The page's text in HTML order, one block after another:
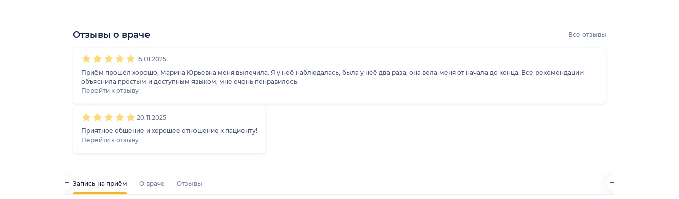
Запись на приём О враче Отзывы
Отзывы о враче Все отзывы
15.01.2025
Приём прошёл хорошо, Марина Юрьевна меня вылечила. Я у неё наблюдалась, была у неё два раза, она вела меня от начала до конца. Все рекомендации
объяснила простым и доступным языком, мне очень понравилось.
Перейти к отзыву
20.11.2025
Приятное общение и хорошее отношение к пациенту!
Перейти к отзыву